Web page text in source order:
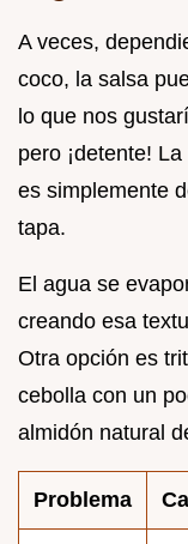
A veces,
coco, la salsa
lo que nos
pero ¡detente!
es simplemente
tapa.
El agua se
creando esa
Otra opción es
cebolla con un
almidón natural
Problema